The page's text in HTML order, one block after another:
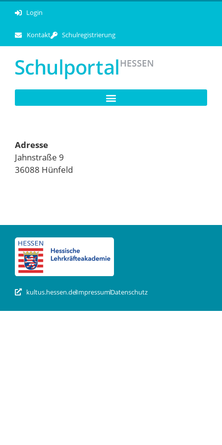
Login
Kontakt Schulregistrierung
Adresse
Jahnstraße 9
36088 Hünfeld
kultus.hessen.deImpressumDatenschutz